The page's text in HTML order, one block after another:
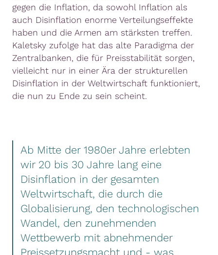
gegen die Inflation, da sowohl Inflation als
auch Disinflation enorme Verteilungseffekte
haben und die Armen am stärksten treffen.
Kaletsky zufolge hat das alte Paradigma der
Zentralbanken, die für Preisstabilität sorgen,
vielleicht nur in einer Ära der strukturellen
Disinflation in der Weltwirtschaft funktioniert,
die nun zu Ende zu sein scheint.
Ab Mitte der 1980er Jahre erlebten
wir 20 bis 30 Jahre lang eine
Disinflation in der gesamten
Weltwirtschaft, die durch die
Globalisierung, den technologischen
Wandel, den zunehmenden
Wettbewerb mit abnehmender
Preissetzungsmacht und - was